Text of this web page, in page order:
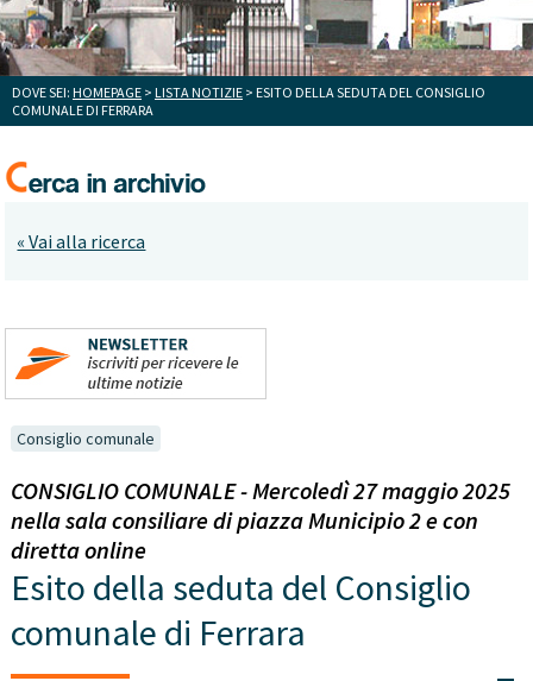
DOVE SEI: HOMEPAGE > LISTA NOTIZIE > ESITO DELLA SEDUTA DEL CONSIGLIO
COMUNALE DI FERRARA
« Vai alla ricerca
Consiglio comunale
CONSIGLIO COMUNALE - Mercoledì 27 maggio 2025
nella sala consiliare di piazza Municipio 2 e con
diretta online
Esito della seduta del Consiglio
comunale di Ferrara